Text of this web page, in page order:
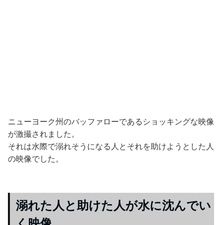
ニューヨーク州のバッファローであるショッキングな映像
が激撮されました。
それは水際で溺れそうになる人とそれを助けようとした人
の映像でした。
溺れた人と助けた人が水に沈んでい